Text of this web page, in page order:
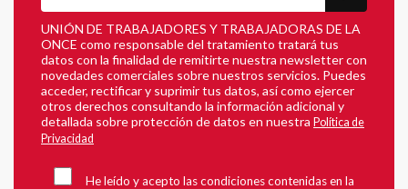
UNIÓN DE TRABAJADORES Y TRABAJADORAS DE LA
ONCE como responsable del tratamiento tratará tus
datos con la finalidad de remitirte nuestra newsletter con
novedades comerciales sobre nuestros servicios. Puedes
acceder, rectificar y suprimir tus datos, así como ejercer
otros derechos consultando la información adicional y
detallada sobre protección de datos en nuestra Política de
Privacidad
He leído y acepto las condiciones contenidas en la